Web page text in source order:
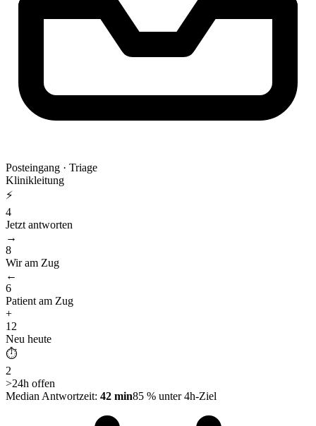
Posteingang · Triage
Klinikleitung
⚡
4
Jetzt antworten
→
8
Wir am Zug
←
6
Patient am Zug
+
12
Neu heute
⏱
2
>24h offen
Median Antwortzeit: 42 min85 % unter 4h-Ziel